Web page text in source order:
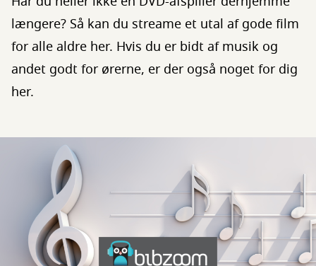
længere? Så kan du streame et utal af gode film
for alle aldre her. Hvis du er bidt af musik og
andet godt for ørerne, er der også noget for dig
her.